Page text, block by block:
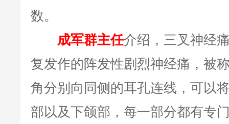
数。
成军群主任介绍，三叉神经
复发作的阵发性剧烈神经痛，被
角分别向同侧的耳孔连线，可以
部以及下颌部，每一部分都有专